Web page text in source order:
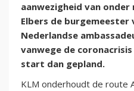
aanwezigheid van
Elbers de burgemeester
Nederlandse
vanwege de
start dan gepland.
KLM onderhoudt de route